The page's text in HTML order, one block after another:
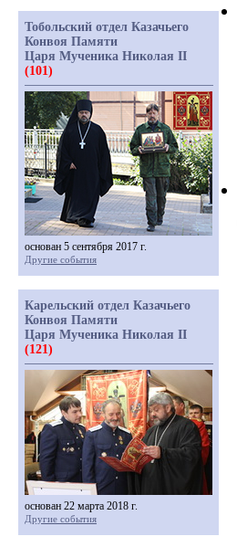
Тобольский отдел Казачьего
Конвоя Памяти
Царя Мученика Николая II
(101)
основан 5 сентября 2017 г.
Другие события
Карельский отдел Казачьего
Конвоя Памяти
Царя Мученика Николая II
(121)
основан 22 марта 2018 г.
Другие события